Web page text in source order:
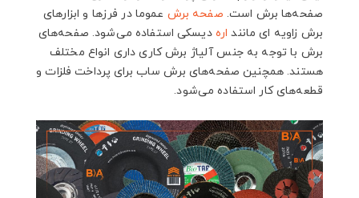
صفحه‌ها برش است. صفحه برش عموما در فرزها و ابزارهای
برش زاویه ای مانند اره دیسکی استفاده می‌شود. صفحه‌های
برش با توجه به جنس آلیاژ برش کاری داری انواع مختلف
هستند. همچنین صفحه‌های برش ساب برای پرداخت فلزات و
قطعه‌های کار استفاده می‌شود.